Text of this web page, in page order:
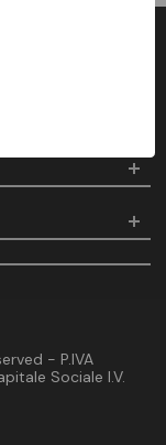
- P.IVA
Sociale I.V.